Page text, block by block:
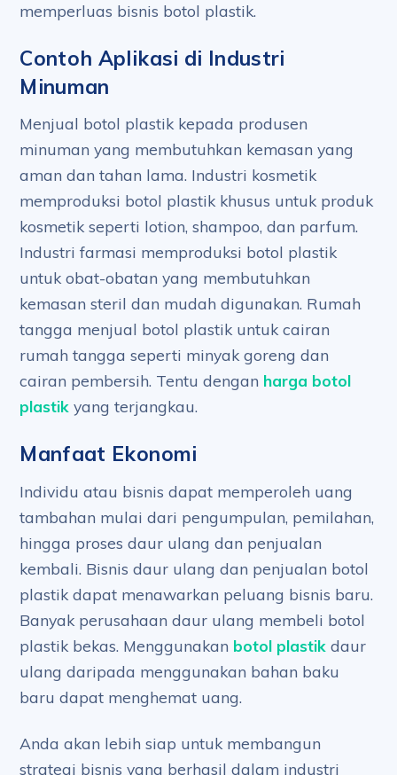
memperluas bisnis botol plastik.
Contoh Aplikasi di Industri
Minuman
Menjual botol plastik kepada produsen
minuman yang membutuhkan kemasan yang
aman dan tahan lama. Industri kosmetik
memproduksi botol plastik khusus untuk produk
kosmetik seperti lotion, shampoo, dan parfum.
Industri farmasi memproduksi botol plastik
untuk obat-obatan yang membutuhkan
kemasan steril dan mudah digunakan. Rumah
tangga menjual botol plastik untuk cairan
rumah tangga seperti minyak goreng dan
cairan pembersih. Tentu dengan harga botol
plastik yang terjangkau.
Manfaat Ekonomi
Individu atau bisnis dapat memperoleh uang
tambahan mulai dari pengumpulan, pemilahan,
hingga proses daur ulang dan penjualan
kembali. Bisnis daur ulang dan penjualan botol
plastik dapat menawarkan peluang bisnis baru.
Banyak perusahaan daur ulang membeli botol
plastik bekas. Menggunakan botol plastik daur
ulang daripada menggunakan bahan baku
baru dapat menghemat uang.
Anda akan lebih siap untuk membangun
strategi bisnis yang berhasil dalam industri